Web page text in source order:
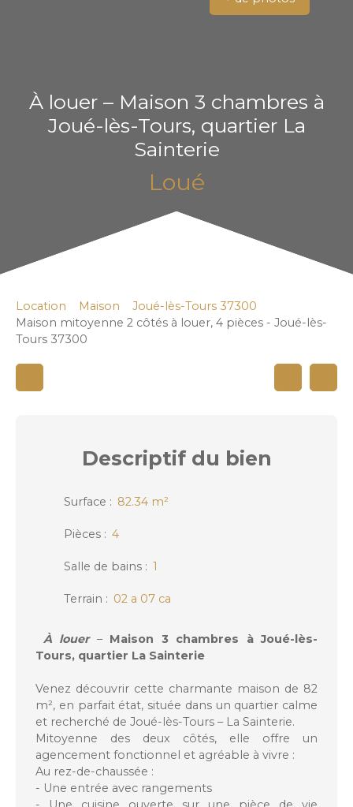
À louer – Maison 3 chambres à
Joué-lès-Tours, quartier La
Sainterie
Loué
Location Maison
Joué-lès-Tours 37300
Maison mitoyenne 2 côtés à louer, 4 pièces - Joué-lès-
Tours 37300
Descriptifdu bien
Surface : 82.34 m²
Pièces : 4
Salle de bains : 1
Terrain : 02 a 07 ca
À louer –Maison 3 chambres à Joué-lès-
Tours, quartier La Sainterie
Venez découvrir cette charmante maison de 82
m², en parfait état, située dans un quartier calme
et recherché de Joué-lès-Tours – La Sainterie.
Mitoyenne des deux côtés, elle offre un
agencement fonctionnel et agréable à vivre :
Au rez-de-chaussée :
- Une entrée avec rangements